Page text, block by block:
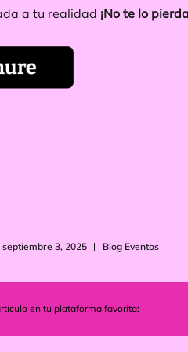
a tu realidad ¡No te lo
septiembre 3, 2025 Blog Eventos
en tu plataforma favorita: